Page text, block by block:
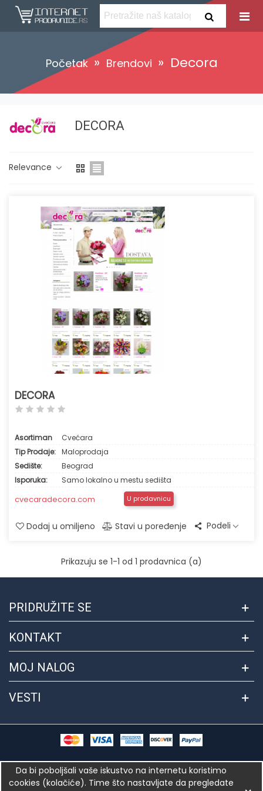
Početak » Brendovi » Decora
DECORA
Relevance
DECORA
Asortiman
Cvećara
Tip Prodaje: Maloprodaja
Sedište:
Beograd
Isporuka:
Samo lokalno u mestu sedišta
cvecaradecora.com U prodavnicu
Dodaj u omiljeno Stavi u poređenje Podeli
Prikazuju se 1-1 od 1 prodavnica (a)
PRIDRUŽITE SE
KONTAKT
MOJ NALOG
VESTI
© 2018 Autorska prava Hrana.internetprodavnice.rs™. Sajt
kreirao i dizajnirao timinternetprodavnice.rs
Da bi poboljšali vaše iskustvo na internetu koristimo
cookies (kolačiće). Time što nastavljate da pregledate